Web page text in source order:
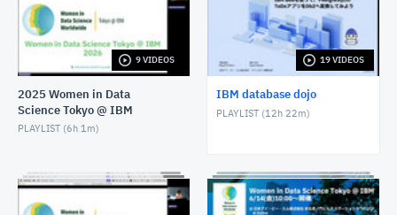
watsonx.data上のベクトル・データベース Milvusを
見てみよう
APRIL 30, 2025
RDS for Db2: 2025年3月最新情報アップデート
RDS for Db2 データ移行編 - Part3: Qレプリケーショ
ンでデータ連携
9 VIDEOS
2025 Women in Data
Science Tokyo @ IBM
PLAYLIST (6h 1m)
19 VIDEOS
IBM database dojo
PLAYLIST (12h 22m)